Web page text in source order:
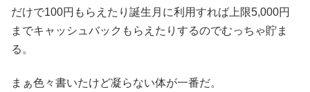
だけで100円もらえたり誕生月に利用すれば上限5,000円
までキャッシュバックもらえたりするのでむっちゃ貯ま
る。
まぁ色々書いたけど凝らない体が一番だ。